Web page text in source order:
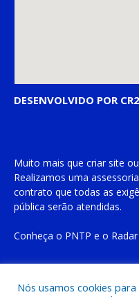
DESENVOLVIDO POR CR2
Muito mais que criar site ou
Realizamos uma assessoria
contrato que todas as
pública serão atendidas.
Conheça o PNTP e o
Nós usamos cookies